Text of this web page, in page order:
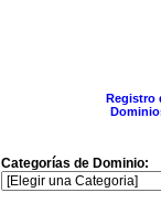
Registro
Categorías de Dominio: